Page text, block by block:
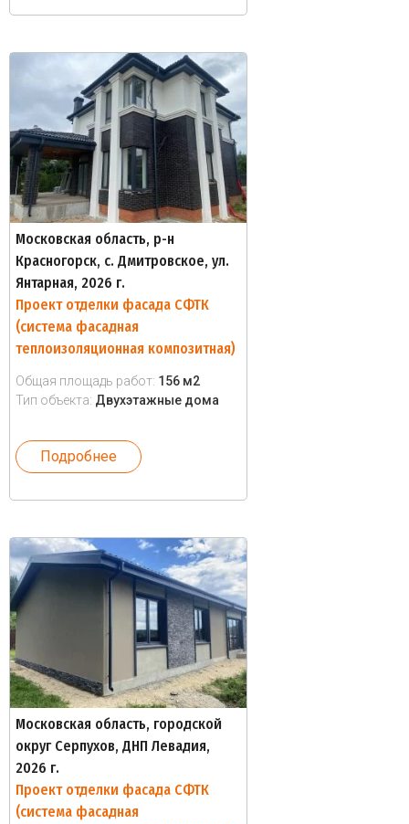
Московская область, р-н
Красногорск, с. Дмитровское, ул.
Янтарная, 2026 г.
Проект отделки фасада СФТК
(система фасадная
теплоизоляционная композитная)
Общая площадь работ: 156 м2
Тип объекта: Двухэтажные дома
Подробнее
Московская область, городской
округ Серпухов, ДНП Левадия,
2026 г.
Проект отделки фасада СФТК
(система фасадная